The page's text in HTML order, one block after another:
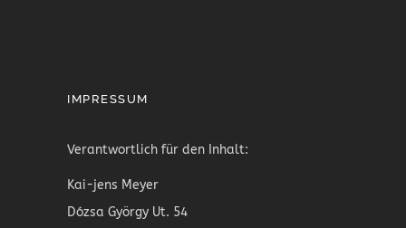
IMPRESSUM
Verantwortlich für den Inhalt:
Kai-jens Meyer
Dózsa György Ut. 54